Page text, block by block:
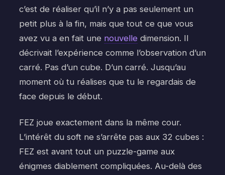
c’est de réaliser qu’il n’y a pas seulement un
petit plus à la fin, mais que tout ce que vous
avez vu a en fait une nouvelle dimension. Il
décrivait l’expérience comme l’observation d’un
carré. Pas d’un cube. D’un carré. Jusqu’au
moment où tu réalises que tu le regardais de
face depuis le début.
FEZ joue exactement dans la même cour.
L’intérêt du soft ne s’arrête pas aux 32 cubes :
FEZ est avant tout un puzzle-game aux
énigmes diablement compliquées. Au-delà des